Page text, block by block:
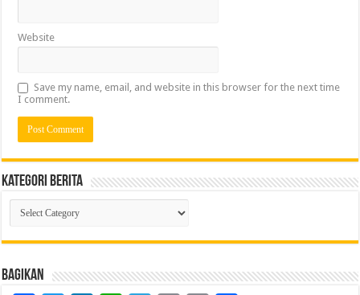
Website
Save my name, email, and website in this browser for the next time
I comment.
Kategori Berita
Kategori
Berita
Bagikan